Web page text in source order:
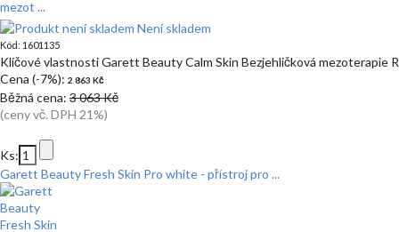
Není skladem
Kód: 1601135
Klíčové vlastnosti Garett Beauty Calm Skin Bezjehličková mezoterapie
Cena (-7%): 2 863 Kč
Běžná cena: 3 063 Kč
(ceny vč. DPH 21%)
Ks:
Garett Beauty Fresh Skin Pro white - přístroj pro ...